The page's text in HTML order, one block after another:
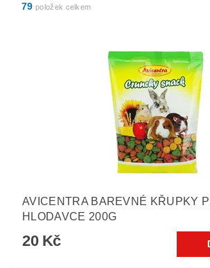
79 položek celkem
AVICENTRA BAREVNÉ KŘUPKY
HLODAVCE 200G
20 Kč